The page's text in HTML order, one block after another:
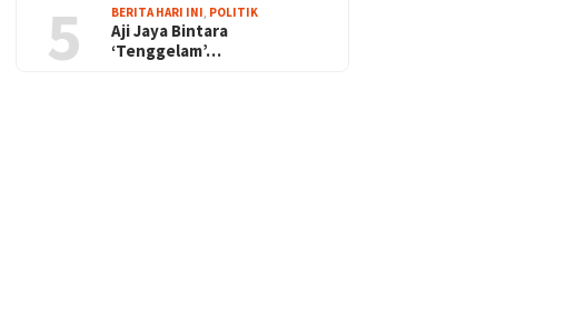
5 BERITA HARI INI, POLITIK
Aji Jaya Bintara
‘Tenggelam’…